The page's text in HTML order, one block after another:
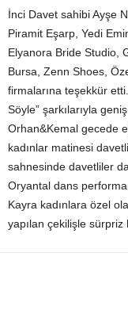
İnci Davet sahibi Ayşe
Piramit Eşarp, Yedi
Elyanora Bride Studio,
Bursa, Zenn Shoes,
firmalarına teşekkür
Söyle” şarkılarıyla
Orhan&Kemal gecede
kadınlar matinesi
sahnesinde davetliler
Oryantal dans
Kayra kadınlara özel
yapılan çekilişle sürpriz